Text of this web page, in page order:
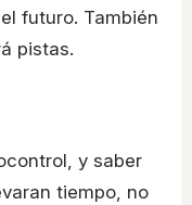
futuro. También
pistas.
y saber
tiempo, no